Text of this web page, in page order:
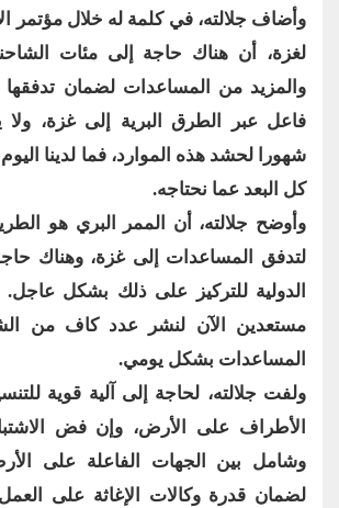
وأضاف جلالته، في كلمة له خلال مؤتمر
لغزة، أن هناك حاجة إلى مئات
والمزيد من المساعدات لضمان
فاعل عبر الطرق البرية إلى غزة، ولا
شهورا لحشد هذه الموارد، فما لدينا
كل البعد عما نحتاجه.
وأوضح جلالته، أن الممر البري هو
لتدفق المساعدات إلى غزة، وهناك
الدولية للتركيز على ذلك بشكل
مستعدين الآن لنشر عدد كاف من
المساعدات بشكل يومي.
ولفت جلالته، لحاجة إلى آلية قوية
الأطراف على الأرض، وإن فض
وشامل بين الجهات الفاعلة على
لضمان قدرة وكالات الإغاثة على العمل